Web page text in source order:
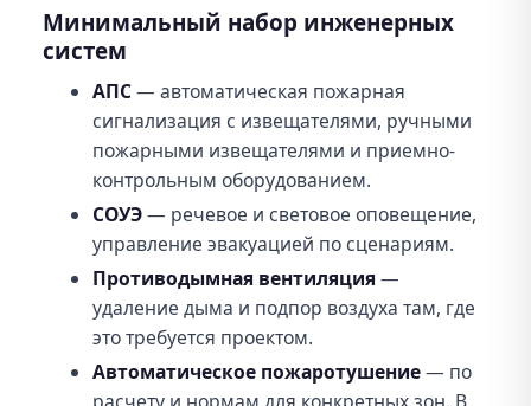
Минимальный набор инженерных
систем
АПС— автоматическая пожарная
сигнализация с извещателями, ручными
пожарными извещателями и приемно-
контрольным оборудованием.
СОУЭ— речевое и световое оповещение,
управление эвакуацией по сценариям.
Противодымная вентиляция —
удаление дыма и подпор воздуха там, где
это требуется проектом.
Автоматическое пожаротушение— по